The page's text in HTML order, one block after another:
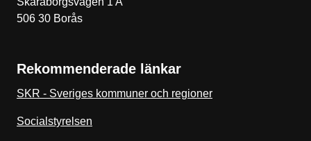
506 30 Borås
Rekommenderade länkar
SKR - Sveriges kommuner och regioner
Socialstyrelsen